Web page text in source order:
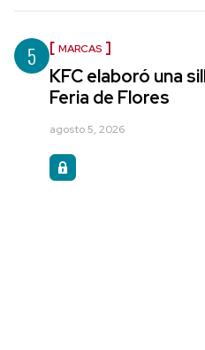
5 MARCAS
KFC elaboró una
Feria de Flores
agosto 5, 2026